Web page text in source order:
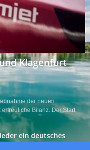
Klagenfurt
der neuen
Bilanz. Der Start
ein deutsches